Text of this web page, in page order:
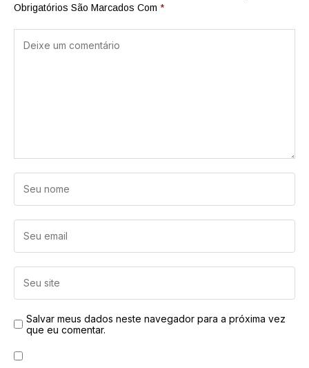
Obrigatórios São Marcados Com *
Salvar meus dados neste navegador para a próxima vez
que eu comentar.